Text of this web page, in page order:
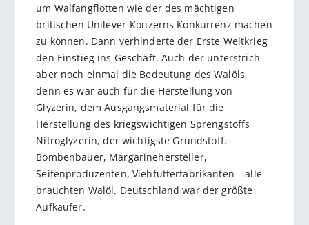
um Walfangflotten wie der des mächtigen
britischen Unilever-Konzerns Konkurrenz machen
zu können. Dann verhinderte der Erste Weltkrieg
den Einstieg ins Geschäft. Auch der unterstrich
aber noch einmal die Bedeutung des Walöls,
denn es war auch für die Herstellung von
Glyzerin, dem Ausgangsmaterial für die
Herstellung des kriegswichtigen Sprengstoffs
Nitroglyzerin, der wichtigste Grundstoff.
Bombenbauer, Margarinehersteller,
Seifenproduzenten, Viehfutterfabrikanten – alle
brauchten Walöl. Deutschland war der größte
Aufkäufer.